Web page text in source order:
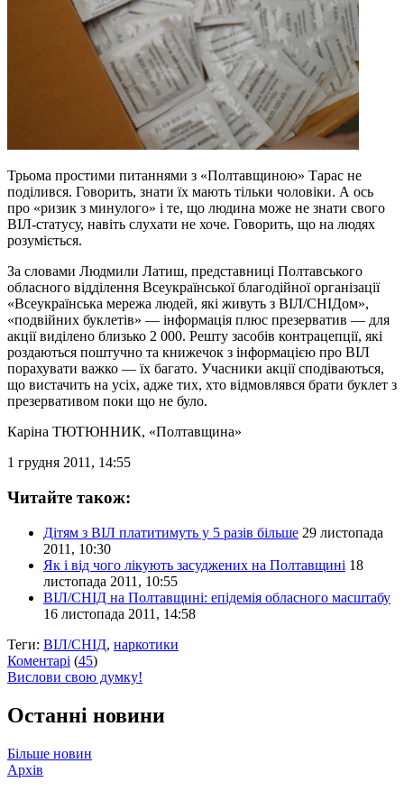
Трьома простими питаннями з «Полтавщиною» Тарас не
поділився. Говорить, знати їх мають тільки чоловіки. А ось
про «ризик з минулого» і те, що людина може не знати свого
ВІЛ-статусу, навіть слухати не хоче. Говорить, що на людях
розуміється.
За словами Людмили Латиш, представниці Полтавського
обласного відділення Всеукраїнської благодійної організації
«Всеукраїнська мережа людей, які живуть з ВІЛ/СНІДом»,
«подвійних буклетів» — інформація плюс презерватив — для
акції виділено близько 2 000. Решту засобів контрацепції, які
роздаються поштучно та книжечок з інформацією про ВІЛ
порахувати важко — їх багато. Учасники акції сподіваються,
що вистачить на усіх, адже тих, хто відмовлявся брати буклет з
презервативом поки що не було.
Каріна ТЮТЮННИК, «Полтавщина»
1 грудня 2011, 14:55
Читайте також:
Дітям з ВІЛ платитимуть у 5 разів більше 29 листопада
2011, 10:30
Як і від чого лікують засуджених на Полтавщині 18
листопада 2011, 10:55
ВІЛ/СНІД на Полтавщині: епідемія обласного масштабу
16 листопада 2011, 14:58
Теги: ВІЛ/СНІД, наркотики
Коментарі (45)
Вислови свою думку!
Останні новини
Більше новин
Архів